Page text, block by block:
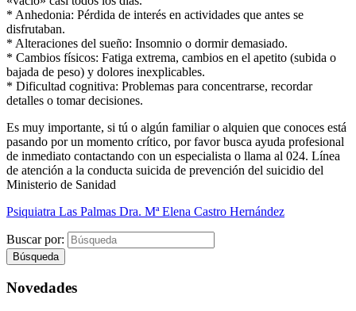
* Anhedonia: Pérdida de interés en actividades que antes se
disfrutaban.
* Alteraciones del sueño: Insomnio o dormir demasiado.
* Cambios físicos: Fatiga extrema, cambios en el apetito (subida o
bajada de peso) y dolores inexplicables.
* Dificultad cognitiva: Problemas para concentrarse, recordar
detalles o tomar decisiones.
Es muy importante, si tú o algún familiar o alquien que conoces está
pasando por un momento crítico, por favor busca ayuda profesional
de inmediato contactando con un especialista o llama al 024. Línea
de atención a la conducta suicida de prevención del suicidio del
Ministerio de Sanidad
Psiquiatra Las Palmas Dra. Mª Elena Castro Hernández
Buscar por:
Novedades